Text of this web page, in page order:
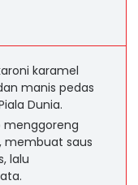
karamel
manis pedas
Dunia.
menggoreng
membuat saus
lalu